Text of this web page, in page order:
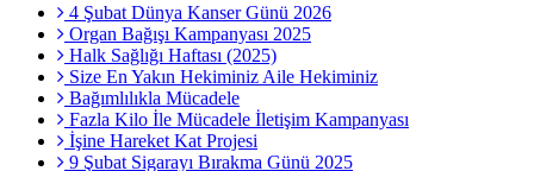
4 Şubat Dünya Kanser Günü 2026
Organ Bağışı Kampanyası 2025
Halk Sağlığı Haftası (2025)
Size En Yakın Hekiminiz Aile Hekiminiz
Bağımlılıkla Mücadele
Fazla Kilo İle Mücadele İletişim Kampanyası
İşine Hareket Kat Projesi
9 Şubat Sigarayı Bırakma Günü 2025